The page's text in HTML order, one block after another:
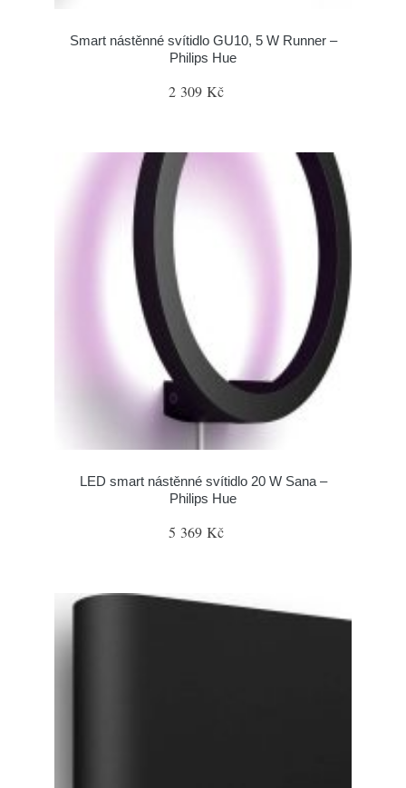
Smart nástěnné svítidlo GU10, 5 W Runner –
Philips Hue
2 309 Kč
LED smart nástěnné svítidlo 20 W Sana –
Philips Hue
5 369 Kč